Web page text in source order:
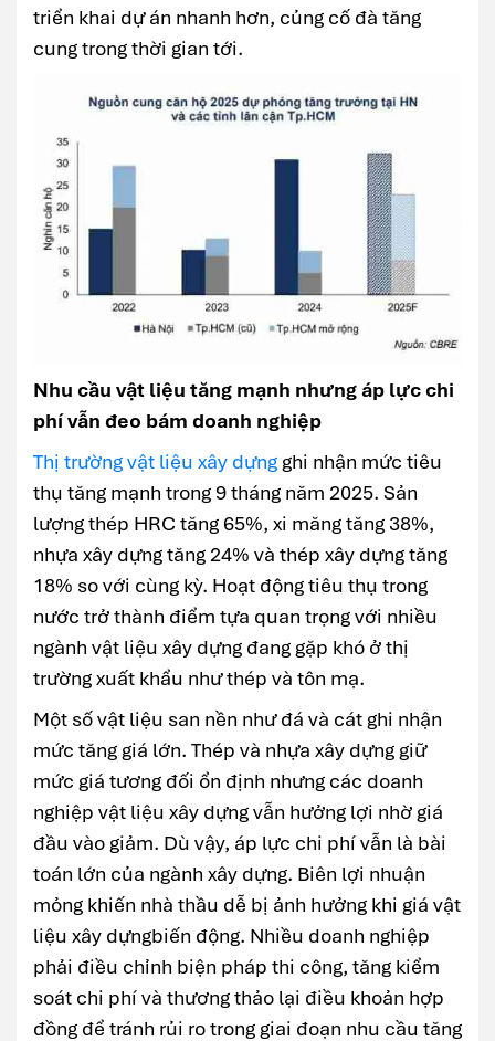
triển khai dự án nhanh hơn, củng cố đà tăng
cung trong thời gian tới.
Nhu cầu vật liệu tăng mạnh nhưng áp lực chi
phí vẫn đeo bám doanh nghiệp
Thị trường vật liệu xây dựng ghi nhận mức tiêu
thụ tăng mạnh trong 9 tháng năm 2025. Sản
lượng thép HRC tăng 65%, xi măng tăng 38%,
nhựa xây dựng tăng 24% và thép xây dựng tăng
18% so với cùng kỳ. Hoạt động tiêu thụ trong
nước trở thành điểm tựa quan trọng với nhiều
ngành vật liệu xây dựng đang gặp khó ở thị
trường xuất khẩu như thép và tôn mạ.
Một số vật liệu san nền như đá và cát ghi nhận
mức tăng giá lớn. Thép và nhựa xây dựng giữ
mức giá tương đối ổn định nhưng các doanh
nghiệp vật liệu xây dựng vẫn hưởng lợi nhờ giá
đầu vào giảm. Dù vậy, áp lực chi phí vẫn là bài
toán lớn của ngành xây dựng. Biên lợi nhuận
mỏng khiến nhà thầu dễ bị ảnh hưởng khi giá vật
liệu xây dựngbiến động. Nhiều doanh nghiệp
phải điều chỉnh biện pháp thi công, tăng kiểm
soát chi phí và thương thảo lại điều khoản hợp
đồng để tránh rủi ro trong giai đoạn nhu cầu tăng